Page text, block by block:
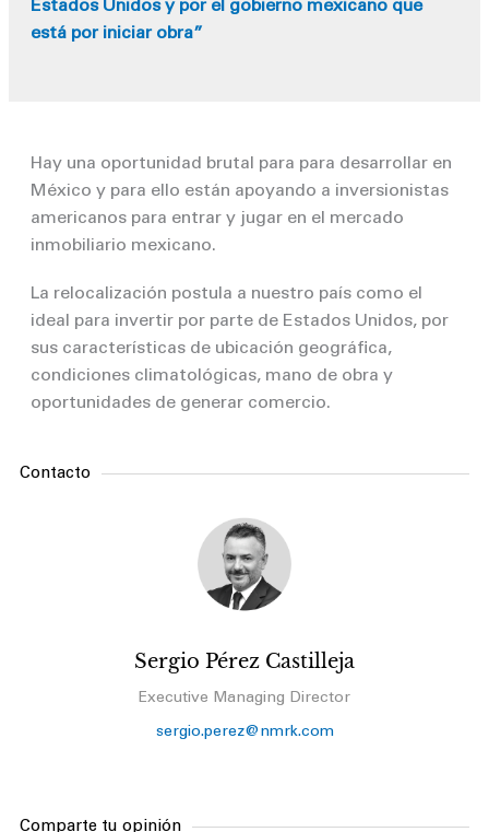
Estados Unidos y por el gobierno mexicano que
está por iniciar obra”
Hay una oportunidad brutal para para desarrollar en
México y para ello están apoyando a inversionistas
americanos para entrar y jugar en el mercado
inmobiliario mexicano.
La relocalización postula a nuestro país como el
ideal para invertir por parte de Estados Unidos, por
sus características de ubicación geográfica,
condiciones climatológicas, mano de obra y
oportunidades de generar comercio.
Contacto
Sergio Pérez Castilleja
Executive Managing Director
sergio.perez@nmrk.com
Comparte tu opinión